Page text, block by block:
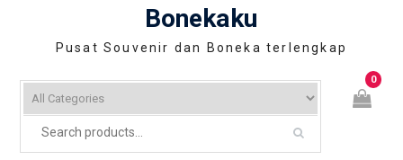
Bonekaku
Pusat Souvenir dan Boneka terlengkap
0